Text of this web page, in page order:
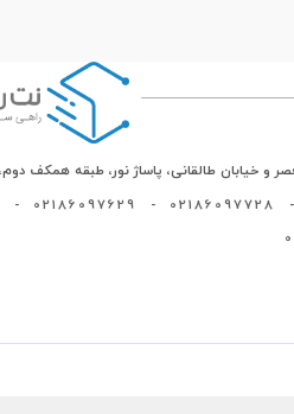
و خیابان طالقانی، پاساژ نور، طبقه همکف دوم،
-
02186097728
-
02186097629
-